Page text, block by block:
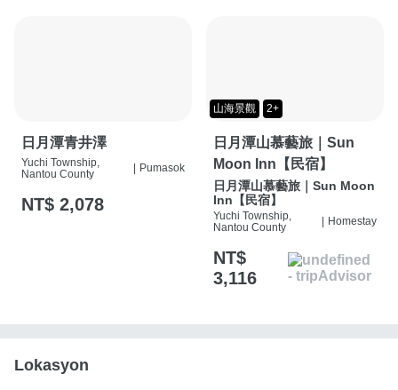
日月潭青井澤
Yuchi Township,
Nantou County
Pumasok
NT$ 2,078
山海景觀 2+
日月潭山慕藝旅｜Sun
Moon Inn【民宿】
日月潭山慕藝旅｜Sun Moon
Inn【民宿】
Yuchi Township,
Nantou County
Homestay
NT$
3,116
Lokasyon